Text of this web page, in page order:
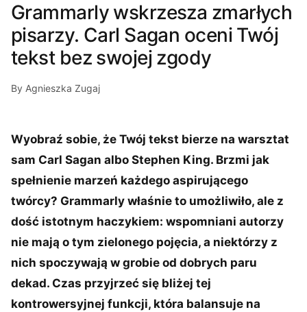
Grammarly wskrzesza zmarłych
pisarzy. Carl Sagan oceni Twój
tekst bez swojej zgody
By Agnieszka Zugaj
Wyobraź sobie, że Twój tekst bierze na warsztat
sam Carl Sagan albo Stephen King. Brzmi jak
spełnienie marzeń każdego aspirującego
twórcy? Grammarly właśnie to umożliwiło, ale z
dość istotnym haczykiem: wspomniani autorzy
nie mają o tym zielonego pojęcia, a niektórzy z
nich spoczywają w grobie od dobrych paru
dekad. Czas przyjrzeć się bliżej tej
kontrowersyjnej funkcji, która balansuje na